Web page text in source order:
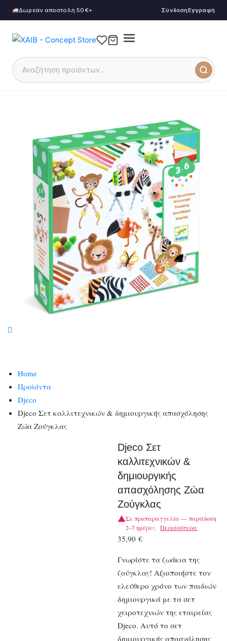
Δωρεάν αποστολή 50€+ ΣύνδεσηΕγγραφή
Home
Προϊόντα
Djeco
Djeco Σετ καλλιτεχνικών & δημιουργικής απασχόλησης
Ζώα Ζούγκλας
Djeco Σετ
καλλιτεχνικών &
δημιουργικής
απασχόλησης Ζώα
Ζούγκλας
Σε προπαραγγελία — παράδοση
2–7 ημέρες. Περισσότερα
35,90€
Γνωρίστε τα ζωάκια της
ζούγκλας! Αξιοποιήστε τον
ελεύθερο χρόνο των παιδιών
δημιουργικά με τα σετ
χειροτεχνιών της εταιρείας
Djeco. Αυτό το σετ
δημιουργικής απασχόλησης